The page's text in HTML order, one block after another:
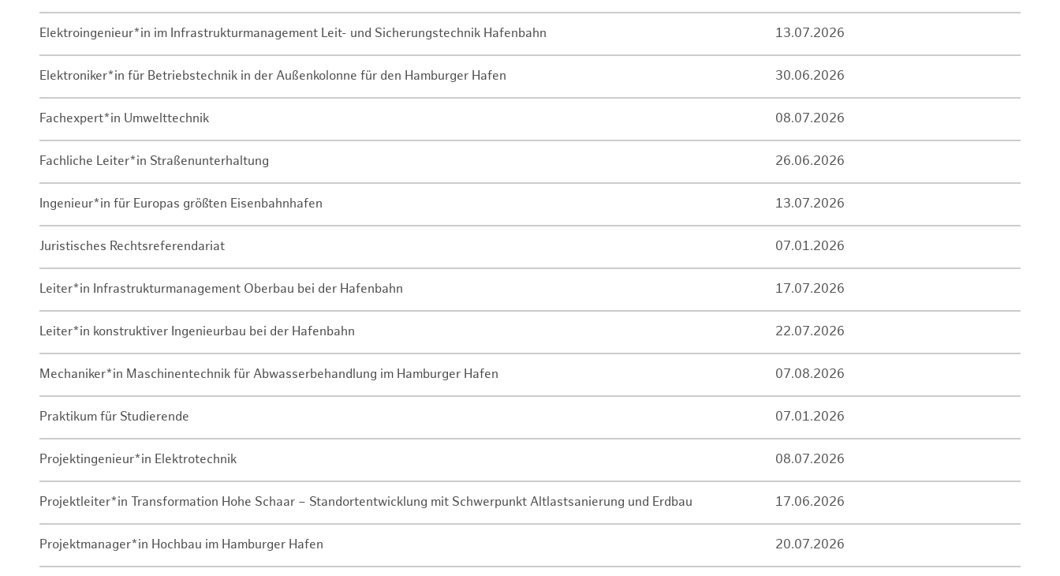
Elektroingenieur*in im Infrastrukturmanagement Leit- und Sicherungstechnik Hafenbahn 13.07.2026
Elektroniker*in für Betriebstechnik in der Außenkolonne für den Hamburger Hafen 30.06.2026
Fachexpert*in Umwelttechnik 08.07.2026
Fachliche Leiter*in Straßenunterhaltung 26.06.2026
Ingenieur*in für Europas größten Eisenbahnhafen 13.07.2026
Juristisches Rechtsreferendariat 07.01.2026
Leiter*in Infrastrukturmanagement Oberbau bei der Hafenbahn 17.07.2026
Leiter*in konstruktiver Ingenieurbau bei der Hafenbahn 22.07.2026
Mechaniker*in Maschinentechnik für Abwasserbehandlung im Hamburger Hafen 07.08.2026
Praktikum für Studierende 07.01.2026
Projektingenieur*in Elektrotechnik 08.07.2026
Projektleiter*in Transformation Hohe Schaar – Standortentwicklung mit Schwerpunkt Altlastsanierung und Erdbau 17.06.2026
Projektmanager*in Hochbau im Hamburger Hafen 20.07.2026